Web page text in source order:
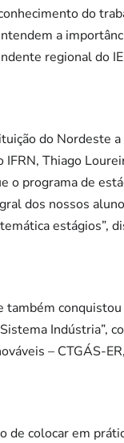
do
a
regional do
do Nordeste
IFRN, Thiago
o programa de
dos nossos
estágios”,
também
Indústria”,
– CTGÁS-
de colocar em